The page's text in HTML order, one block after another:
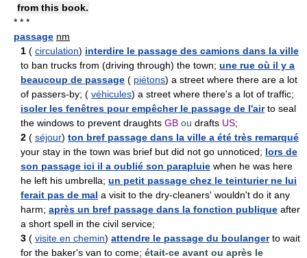
from this book.
* * *
passage nm
1 ( circulation) interdire le passage des camions dans la ville
to ban trucks from (driving through) the town; une rue où il y a
beaucoup de passage ( piétons) a street where there are a lot
of passers-by; ( véhicules) a street where there's a lot of traffic;
isoler les fenêtres pour empêcher le passage de l'airto seal
the windows to prevent draughts GB ou drafts US;
2 ( séjour) ton bref passage dans la ville a été très remarqué
your stay in the town was brief but did not go unnoticed; lors de
son passage ici il a oublié son parapluie when he was here
he left his umbrella; un petit passage chez le teinturier ne lui
ferait pas de mal a visit to the dry-cleaners' wouldn't do it any
harm; après un bref passage dans la fonction publique after
a short spell in the civil service;
3 ( visite en chemin) attendre le passage du boulangerto wait
for the baker's van to come; était-ce avant ou après le